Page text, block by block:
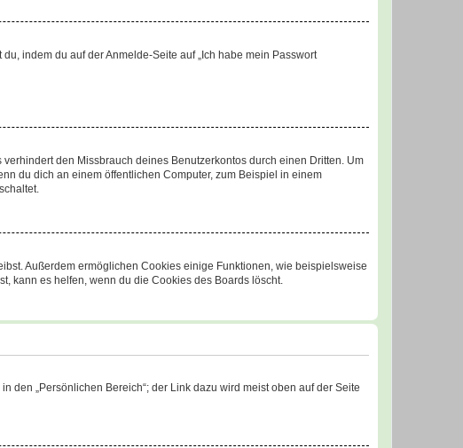
indem du auf der Anmelde-Seite auf „Ich habe mein Passwort
den Missbrauch deines Benutzerkontos durch einen Dritten. Um
du dich an einem öffentlichen Computer, zum Beispiel in einem
Außerdem ermöglichen Cookies einige Funktionen, wie beispielsweise
kann es helfen, wenn du die Cookies des Boards löscht.
„Persönlichen Bereich“; der Link dazu wird meist oben auf der Seite